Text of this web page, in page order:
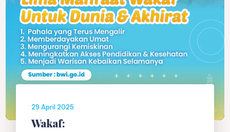
29 April 2025
Wakaf: